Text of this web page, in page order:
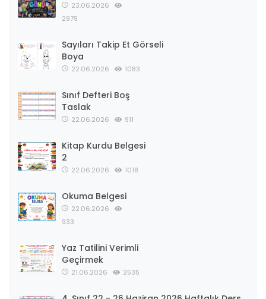
23.06.2026
2979
Sayıları Takip Et Görseli
Boya
22.06.2026 1083
Sınıf Defteri Boş
Taslak
22.06.2026 911
Kitap Kurdu Belgesi
2
22.06.2026 1018
Okuma Belgesi
22.06.2026
933
Yaz Tatilini Verimli
Geçirmek
21.06.2026 2535